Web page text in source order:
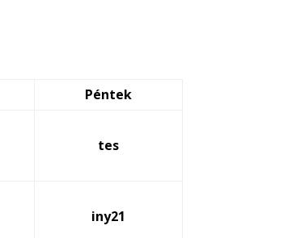
Péntek
tes
iny21